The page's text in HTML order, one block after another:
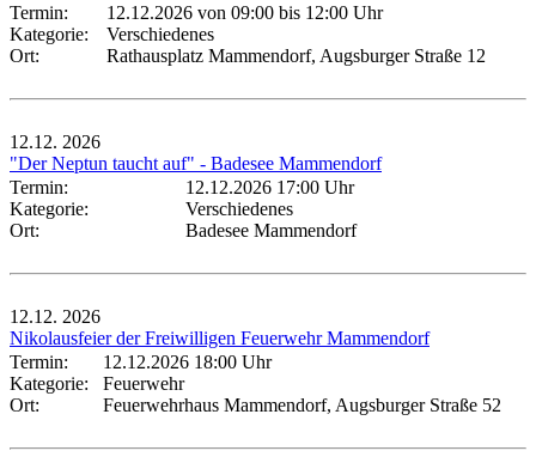
Termin:
12.12.2026 von 09:00 bis 12:00 Uhr
Kategorie:
Verschiedenes
Ort:
Rathausplatz Mammendorf, Augsburger Straße 12
12.12. 2026
"Der Neptun taucht auf" - Badesee Mammendorf
Termin:
12.12.2026 17:00 Uhr
Kategorie:
Verschiedenes
Ort:
Badesee Mammendorf
12.12. 2026
Nikolausfeier der Freiwilligen Feuerwehr Mammendorf
Termin:
12.12.2026 18:00 Uhr
Kategorie:
Feuerwehr
Ort:
Feuerwehrhaus Mammendorf, Augsburger Straße 52